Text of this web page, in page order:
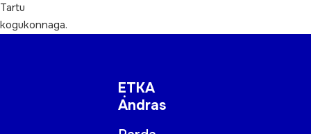
Tartu
kogukonnaga.
ETKA
Andras